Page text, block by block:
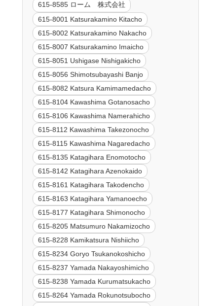
615-8585 ローム 株式会社
615-8001 Katsurakamino Kitacho
615-8002 Katsurakamino Nakacho
615-8007 Katsurakamino Imaicho
615-8051 Ushigase Nishigakicho
615-8056 Shimotsubayashi Banjo
615-8082 Katsura Kamimamedacho
615-8104 Kawashima Gotanosacho
615-8106 Kawashima Namerahicho
615-8112 Kawashima Takezonocho
615-8115 Kawashima Nagaredacho
615-8135 Katagihara Enomotocho
615-8142 Katagihara Azenokaido
615-8161 Katagihara Takodencho
615-8163 Katagihara Yamanoecho
615-8177 Katagihara Shimonocho
615-8205 Matsumuro Nakamizocho
615-8228 Kamikatsura Nishiicho
615-8234 Goryo Tsukanokoshicho
615-8237 Yamada Nakayoshimicho
615-8238 Yamada Kurumatsukacho
615-8264 Yamada Rokunotsubocho